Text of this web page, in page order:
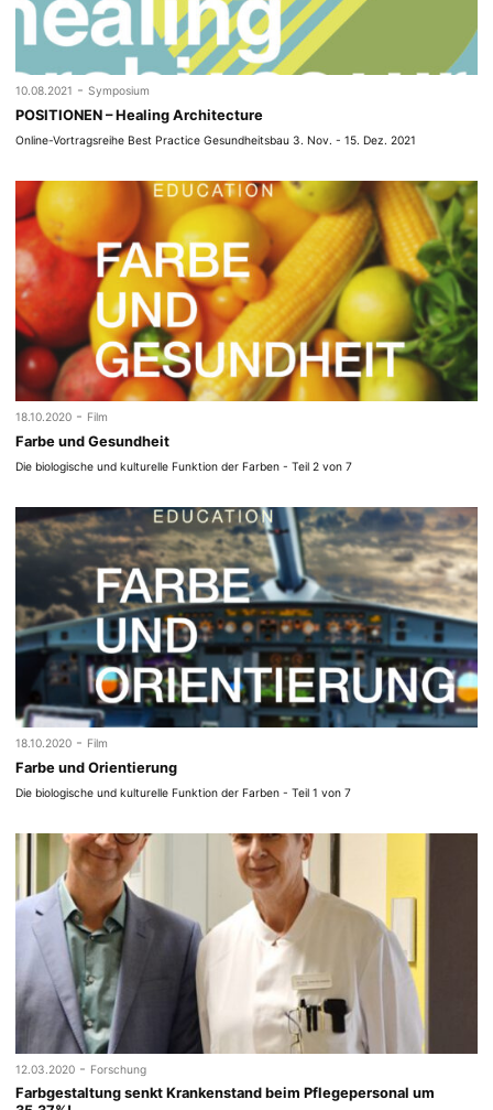
10.08.2021 - Symposium
POSITIONEN – Healing Architecture
Online-Vortragsreihe Best Practice Gesundheitsbau 3. Nov. - 15. Dez. 2021
18.10.2020 - Film
Farbe und Gesundheit
Die biologische und kulturelle Funktion der Farben - Teil 2 von 7
18.10.2020 - Film
Farbe und Orientierung
Die biologische und kulturelle Funktion der Farben - Teil 1 von 7
12.03.2020 - Forschung
Farbgestaltung senkt Krankenstand beim Pflegepersonal um